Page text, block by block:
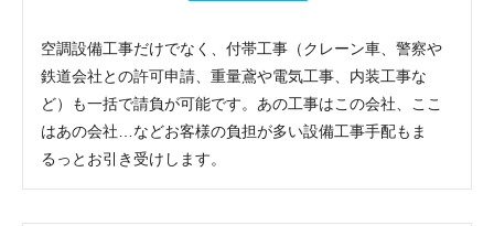
空調設備工事だけでなく、付帯工事（クレーン車、警察や
鉄道会社との許可申請、重量鳶や電気工事、内装工事な
ど）も一括で請負が可能です。あの工事はこの会社、ここ
はあの会社…などお客様の負担が多い設備工事手配もま
るっとお引き受けします。